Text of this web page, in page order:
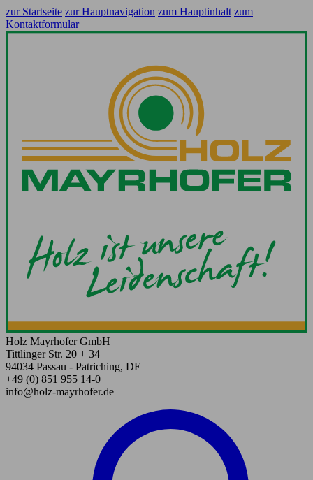
zur Startseite zur Hauptnavigation zum Hauptinhalt zum
Kontaktformular
Holz Mayrhofer GmbH
Tittlinger Str. 20 + 34
94034 Passau - Patriching, DE
+49 (0) 851 955 14-0
info@holz-mayrhofer.de